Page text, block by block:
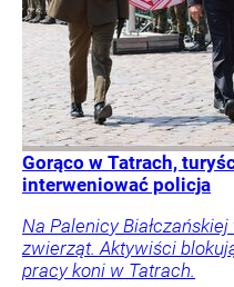
Gorąco w Tatrach,
interweniować policja
Na Palenicy
zwierząt. Aktywiści
pracy koni w Tatrach.